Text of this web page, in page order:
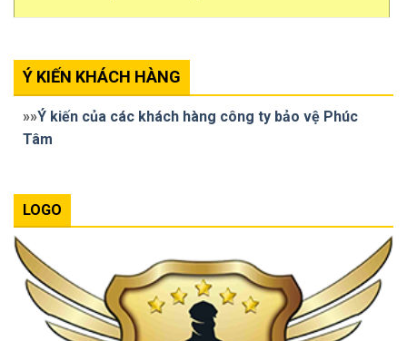
Ý KIẾN KHÁCH HÀNG
»»Ý kiến của các khách hàng công ty bảo vệ Phúc
Tâm
LOGO